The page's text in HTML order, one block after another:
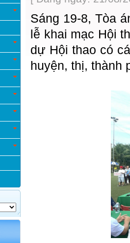
Sáng 19-8, Tòa
lễ khai mạc Hội
dự Hội thao có
huyện, thị, thành